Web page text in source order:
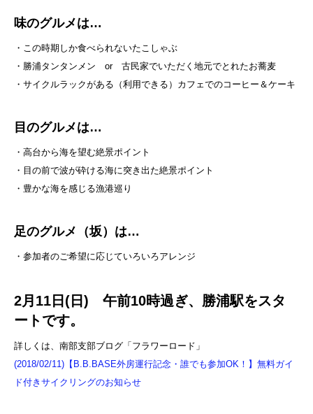
味のグルメは…
・この時期しか食べられないたこしゃぶ
・勝浦タンタンメン or 古民家でいただく地元でとれたお蕎麦
・サイクルラックがある（利用できる）カフェでのコーヒー＆ケーキ
目のグルメは…
・高台から海を望む絶景ポイント
・目の前で波が砕ける海に突き出た絶景ポイント
・豊かな海を感じる漁港巡り
足のグルメ（坂）は…
・参加者のご希望に応じていろいろアレンジ
2月11日(日) 午前10時過ぎ、勝浦駅をスタ
ートです。
詳しくは、南部支部ブログ「フラワーロード」
(2018/02/11)【B.B.BASE外房運行記念・誰でも参加OK！】無料ガイ
ド付きサイクリングのお知らせ